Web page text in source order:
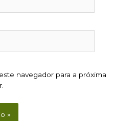
navegador para a próxima